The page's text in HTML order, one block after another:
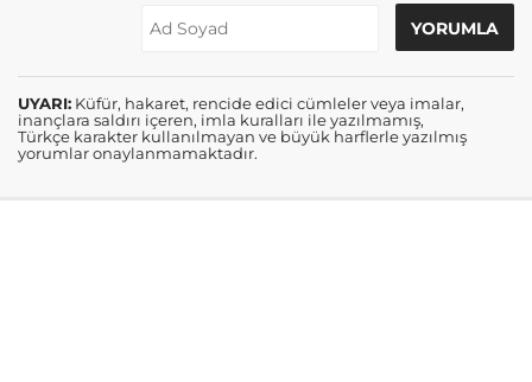
UYARI: Küfür, hakaret, rencide edici cümleler veya imalar,
inançlara saldırı içeren, imla kuralları ile yazılmamış,
Türkçe karakter kullanılmayan ve büyük harflerle yazılmış
yorumlar onaylanmamaktadır.